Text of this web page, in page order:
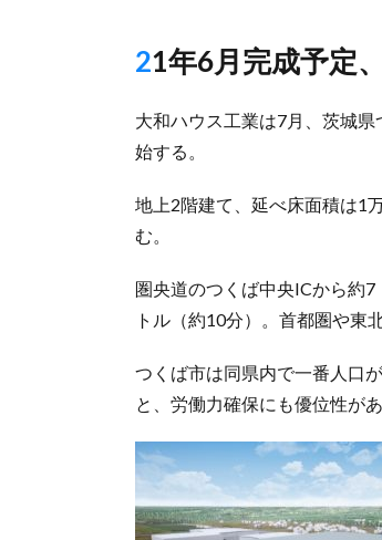
21年6月完成予定
大和ハウス工業は7月、茨城
始する。
地上2階建て、延べ床面積は1
む。
圏央道のつくば中央ICから約
トル（約10分）。首都圏や東
つくば市は同県内で一番人口
と、労働力確保にも優位性が